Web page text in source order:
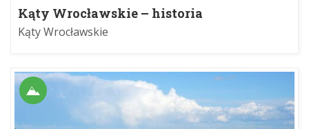
Kąty Wrocławskie – historia
Kąty Wrocławskie